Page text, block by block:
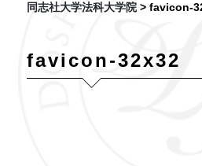
同志社大学法科大学院> favicon-
favicon-32x32